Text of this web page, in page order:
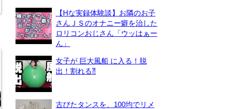
【Hな実録体験談】お隣のお子
さんＪＳのオナニー癖を治した
ロリコンおじさん「ウッはぁー
ん」
女子が 巨大風船 に入る！脱
出！割れる⁈
古びたタンスを、100均でリメ